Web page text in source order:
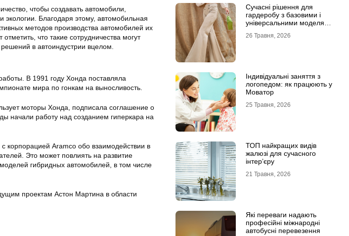
чтобы создавать автомобили,
Благодаря этому, автомобильная
методов производства автомобилей их
что такие сотрудничества могут
в автоиндустрии вцелом.
В 1991 году Хонда поставляла
мира по гонкам на выносливость.
моторы Хонда, подписала соглашение о
начали работу над созданием гиперкара на
корпорацией Aramco обо взаимодействии в
Это может повлиять на развитие
гибридных автомобилей, в том числе
проектам Астон Мартина в области
Сучасні рішення для
гардеробу з базовими і
універсальними моделями
26 Травня, 2026
Індивідуальні заняття з
логопедом: як працюють у
Моватор
25 Травня, 2026
ТОП найкращих видів
жалюзі для сучасного
інтер’єру
21 Травня, 2026
Які переваги надають
професійні міжнародні
автобусні перевезення